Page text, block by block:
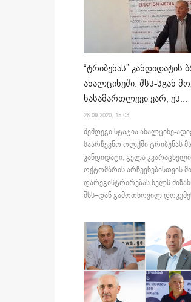
“ტრიბუნას” კანდიდატის
ახალციხეში: შსს-სგან
ნასამართლევი ვარ, ეს...
28.09.2020. 15:03
შემდეგი სტატია ახალციხე-
საარჩევნო ოლქში ტრიბუნას
კანდიდატი, გელა
ოქტომბრის არჩევნებისთვის
დარეგისტრირებას ხელს
შსს–დან გამოთხოვილ